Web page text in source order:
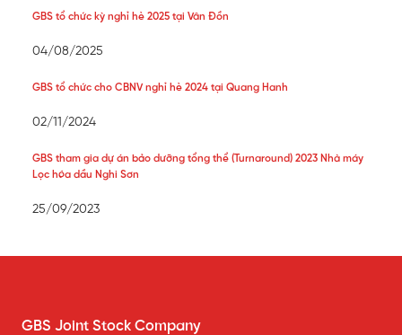
GBS tổ chức kỳ nghỉ hè 2025 tại Vân Đồn
04/08/2025
GBS tổ chức cho CBNV nghỉ hè 2024 tại Quang Hanh
02/11/2024
GBS tham gia dự án bảo dưỡng tổng thể (Turnaround) 2023 Nhà máy
Lọc hóa dầu Nghi Sơn
25/09/2023
GBS Joint Stock Company